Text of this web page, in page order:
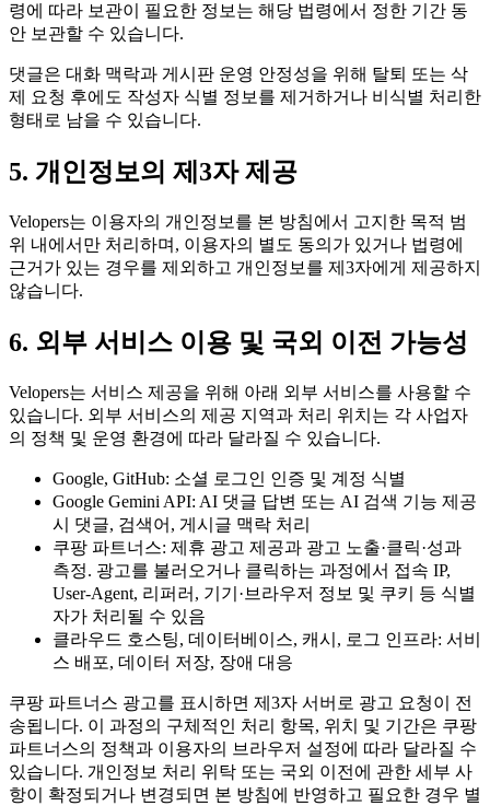
령에 따라 보관이 필요한 정보는 해당 법령에서 정한 기간 동
안 보관할 수 있습니다.
댓글은 대화 맥락과 게시판 운영 안정성을 위해 탈퇴 또는 삭
제 요청 후에도 작성자 식별 정보를 제거하거나 비식별 처리한
형태로 남을 수 있습니다.
5. 개인정보의 제3자 제공
Velopers는 이용자의 개인정보를 본 방침에서 고지한 목적 범
위 내에서만 처리하며, 이용자의 별도 동의가 있거나 법령에
근거가 있는 경우를 제외하고 개인정보를 제3자에게 제공하지
않습니다.
6. 외부 서비스 이용 및 국외 이전 가능성
Velopers는 서비스 제공을 위해 아래 외부 서비스를 사용할 수
있습니다. 외부 서비스의 제공 지역과 처리 위치는 각 사업자
의 정책 및 운영 환경에 따라 달라질 수 있습니다.
Google, GitHub: 소셜 로그인 인증 및 계정 식별
Google Gemini API: AI 댓글 답변 또는 AI 검색 기능 제공
시 댓글, 검색어, 게시글 맥락 처리
쿠팡 파트너스: 제휴 광고 제공과 광고 노출·클릭·성과
측정. 광고를 불러오거나 클릭하는 과정에서 접속 IP,
User-Agent, 리퍼러, 기기·브라우저 정보 및 쿠키 등 식별
자가 처리될 수 있음
클라우드 호스팅, 데이터베이스, 캐시, 로그 인프라: 서비
스 배포, 데이터 저장, 장애 대응
쿠팡 파트너스 광고를 표시하면 제3자 서버로 광고 요청이 전
송됩니다. 이 과정의 구체적인 처리 항목, 위치 및 기간은 쿠팡
파트너스의 정책과 이용자의 브라우저 설정에 따라 달라질 수
있습니다. 개인정보 처리 위탁 또는 국외 이전에 관한 세부 사
항이 확정되거나 변경되면 본 방침에 반영하고 필요한 경우 별